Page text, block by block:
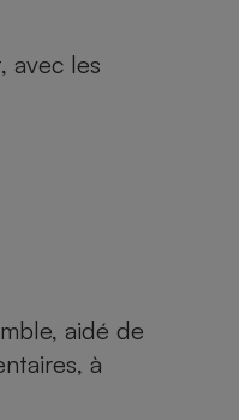
avec les
aidé de
à